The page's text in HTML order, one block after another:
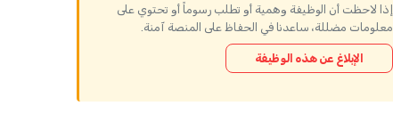
إذا لاحظت أن الوظيفة وهمية أو تطلب رسوماً أو تحتوي على
معلومات مضللة، ساعدنا في الحفاظ على المنصة آمنة.
الإبلاغ عن هذه الوظيفة